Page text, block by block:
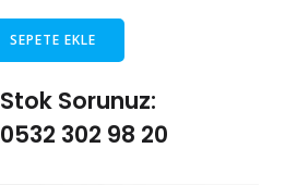
SEPETE EKLE
Stok Sorunuz:
0532 302 98 20